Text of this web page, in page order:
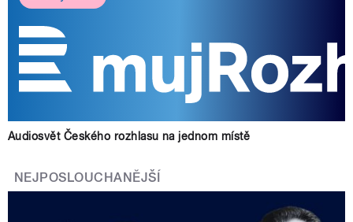
Audiosvět Českého rozhlasu na jednom místě
NEJPOSLOUCHANĚJŠÍ